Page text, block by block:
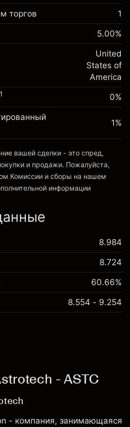
за
от
позиции
%
(-$4.31)
$19,000.00
$1,000.00
позиции
-0.000654
%
(-$0.13)
левереджем
~ $
торгов 1
5.00%
United
States of
America
1 0%
и сборы»
1%
вашей сделки - это спред,
и продажи. Пожалуйста,
Комиссии и сборы на нашем
информации
8.984
8.724
60.66%
8.554 - 9.254
- ASTC
- компания, занимающаяся